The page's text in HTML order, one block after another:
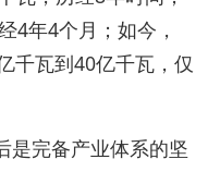
4年4个月；如今，
千瓦到40亿千瓦，仅
是完备产业体系的坚